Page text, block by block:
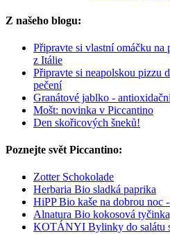
Z našeho blogu:
Připravte si vlastní omáčku na
z Itálie
Připravte si neapolskou pizzu
pečení
Granátové jablko -
Mošt: novinka v Piccantino
Den skořicových šneků!
Poznejte svět Piccantino:
Zotter Schokolade
Herbaria Bio sladká paprika
HiPP Bio kaše na dobrou noc
Alnatura Bio kokosová
KOTÁNYI Bylinky do salátu